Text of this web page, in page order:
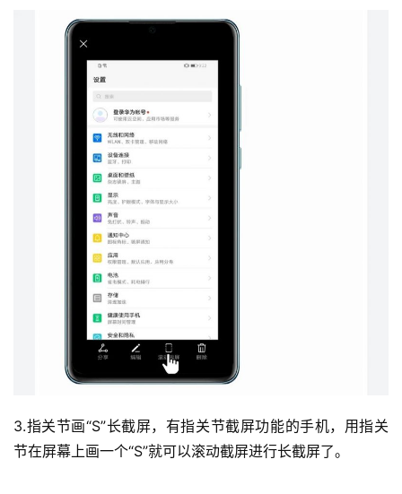
3.指关节画“S”长截屏，有指关节截屏功能的手机，用指关
节在屏幕上画一个“S”就可以滚动截屏进行长截屏了。